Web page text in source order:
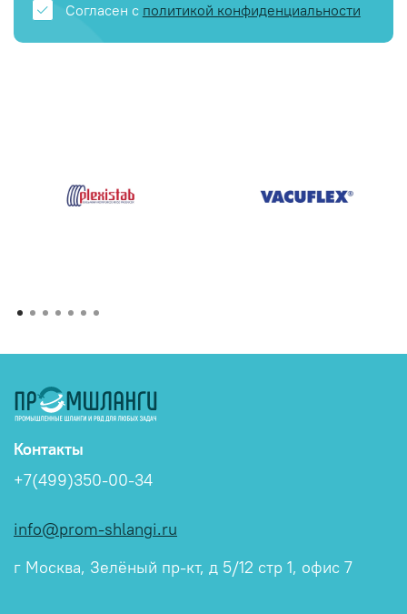
Согласен с политикой конфиденциальности
Контакты
+7(499)350-00-34
info@prom-shlangi.ru
г Москва, Зелёный пр-кт, д 5/12 стр 1, офис 7